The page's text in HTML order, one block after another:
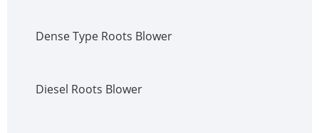
Dense Type Roots Blower
Diesel Roots Blower